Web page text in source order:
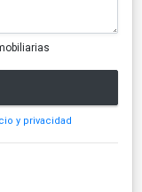
y privacidad